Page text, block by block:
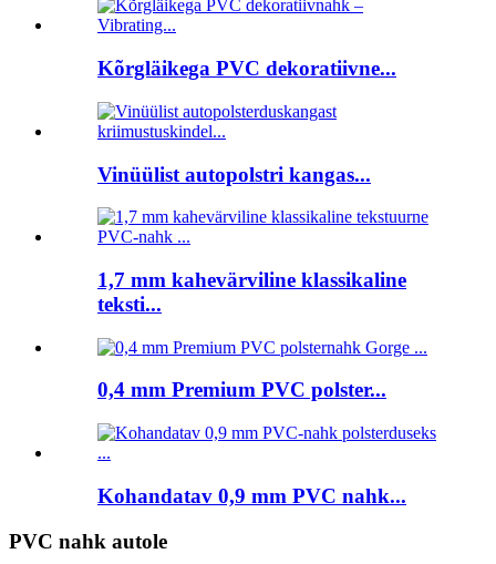
Kõrgläikega PVC dekoratiivne...
Vinüülist autopolstri kangas...
1,7 mm kahevärviline klassikaline
teksti...
0,4 mm Premium PVC polster...
Kohandatav 0,9 mm PVC nahk...
PVC nahk autole